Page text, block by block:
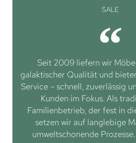
SALE
Seit 2009 liefern wir
galaktischer Qualität und
Service – schnell, zuverlässig
Kunden im Fokus. Als
Familienbetrieb, der fest in
setzen wir auf langlebige
umweltschonende